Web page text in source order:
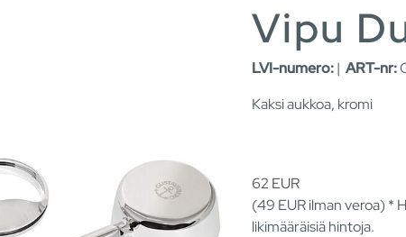
Vipu
LVI-numero:| ART-nr:
Kaksi aukkoa, kromi
62 EUR
(49 EURilman veroa) *
likimääräisiä hintoja.